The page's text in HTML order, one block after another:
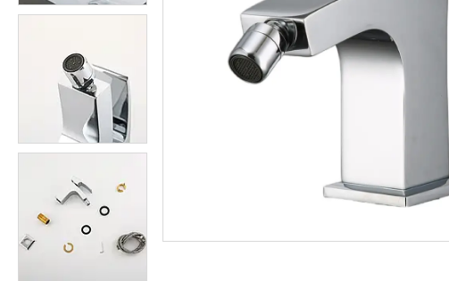
Гнучкі шланги (підведення)
Рушникосушарки
Матеріали для влаштування
теплої підлоги
Запірно-регулююча
Фільтри для води
Насосне обладнання